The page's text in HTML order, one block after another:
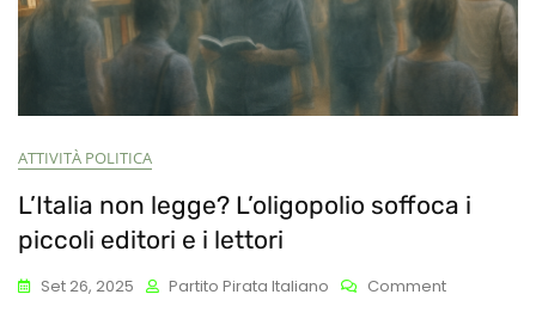
ATTIVITÀ POLITICA
L’Italia non legge? L’oligopolio soffoca i
piccoli editori e i lettori
Set 26, 2025 Partito Pirata Italiano CommentOn